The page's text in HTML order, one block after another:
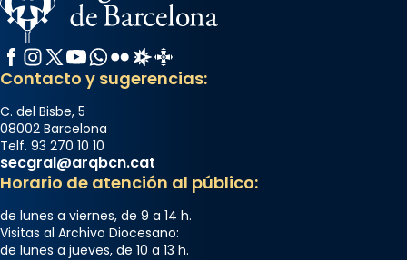
Facebook
Instagram
X / Twitter
YouTube
WhatsApp
FlickrRadio Estel
Catalunya Cristiana
Contacto y sugerencias:
C. del Bisbe, 5
08002 Barcelona
Telf. 93 270 10 10
secgral@arqbcn.cat
Horario de atención al público:
de lunes a viernes, de 9 a 14 h.
Visitas al Archivo Diocesano:
de lunes a jueves, de 10 a 13 h.